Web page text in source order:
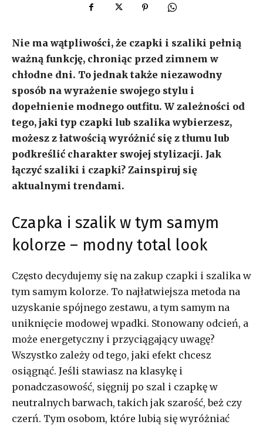
Nie ma wątpliwości, że czapki i szaliki pełnią
ważną funkcję, chroniąc przed zimnem w
chłodne dni. To jednak także niezawodny
sposób na wyrażenie swojego stylu i
dopełnienie modnego outfitu. W zależności od
tego, jaki typ czapki lub szalika wybierzesz,
możesz z łatwością wyróżnić się z tłumu lub
podkreślić charakter swojej stylizacji. Jak
łączyć szaliki i czapki? Zainspiruj się
aktualnymi trendami.
Czapka i szalik w tym samym
kolorze – modny total look
Często decydujemy się na zakup czapki i szalika w
tym samym kolorze. To najłatwiejsza metoda na
uzyskanie spójnego zestawu, a tym samym na
uniknięcie modowej wpadki. Stonowany odcień, a
może energetyczny i przyciągający uwagę?
Wszystko zależy od tego, jaki efekt chcesz
osiągnąć. Jeśli stawiasz na klasykę i
ponadczasowość, sięgnij po szal i czapkę w
neutralnych barwach, takich jak szarość, beż czy
czerń. Tym osobom, które lubią się wyróżniać